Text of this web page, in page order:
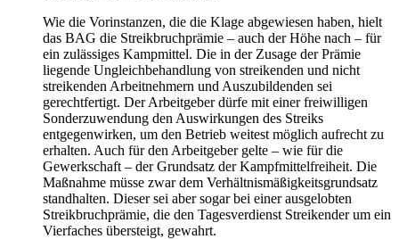
Wie die Vorinstanzen, die die Klage abgewiesen haben, hielt
das BAG die Streikbruchprämie – auch der Höhe nach – für
ein zulässiges Kampmittel. Die in der Zusage der Prämie
liegende Ungleichbehandlung von streikenden und nicht
streikenden Arbeitnehmern und Auszubildenden sei
gerechtfertigt. Der Arbeitgeber dürfe mit einer freiwilligen
Sonderzuwendung den Auswirkungen des Streiks
entgegenwirken, um den Betrieb weitest möglich aufrecht zu
erhalten. Auch für den Arbeitgeber gelte – wie für die
Gewerkschaft – der Grundsatz der Kampfmittelfreiheit. Die
Maßnahme müsse zwar dem Verhältnismäßigkeitsgrundsatz
standhalten. Dieser sei aber sogar bei einer ausgelobten
Streikbruchprämie, die den Tagesverdienst Streikender um ein
Vierfaches übersteigt, gewahrt.